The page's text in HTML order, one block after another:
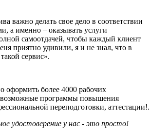
важно делать свое дело в соответствии
а именно – оказывать услуги
самоотдачей, чтобы каждый клиент
приятно удивили, я и не знал, что в
сервис».
оформить более 4000 рабочих
возможные программы повышения
переподготовки, аттестации!.
удостоверение у нас - это просто!